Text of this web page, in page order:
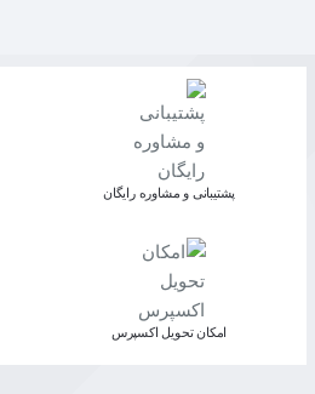
پشتیبانی و مشاوره رایگان
اﻣﮑﺎن ﺗﺤﻮﯾﻞ اﮐﺴﭙﺮس